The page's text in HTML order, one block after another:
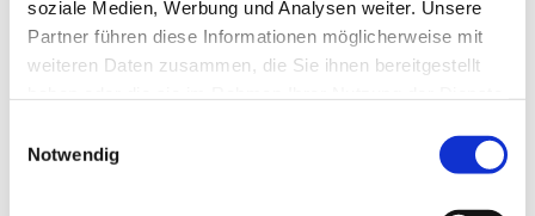
soziale Medien, Werbung und Analysen weiter. Unsere
Partner führen diese Informationen möglicherweise mit
weiteren Daten zusammen, die Sie ihnen bereitgestellt
Notwendig